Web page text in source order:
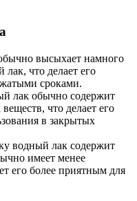
высыхает намного
что делает его
сроками.
лак обычно содержит
что делает его
в закрытых
водный лак содержит
имеет менее
его более приятным для